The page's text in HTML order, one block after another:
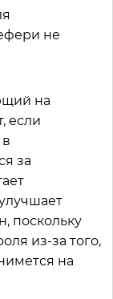
не
на
если
за
поскольку
из-за того,
на